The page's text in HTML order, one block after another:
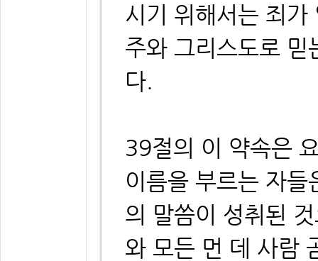
시기 위해서는 죄
주와 그리스도로 믿
다.
39절의 이 약속은
이름을 부르는 자
의 말씀이 성취된
와 모든 먼 데 사람